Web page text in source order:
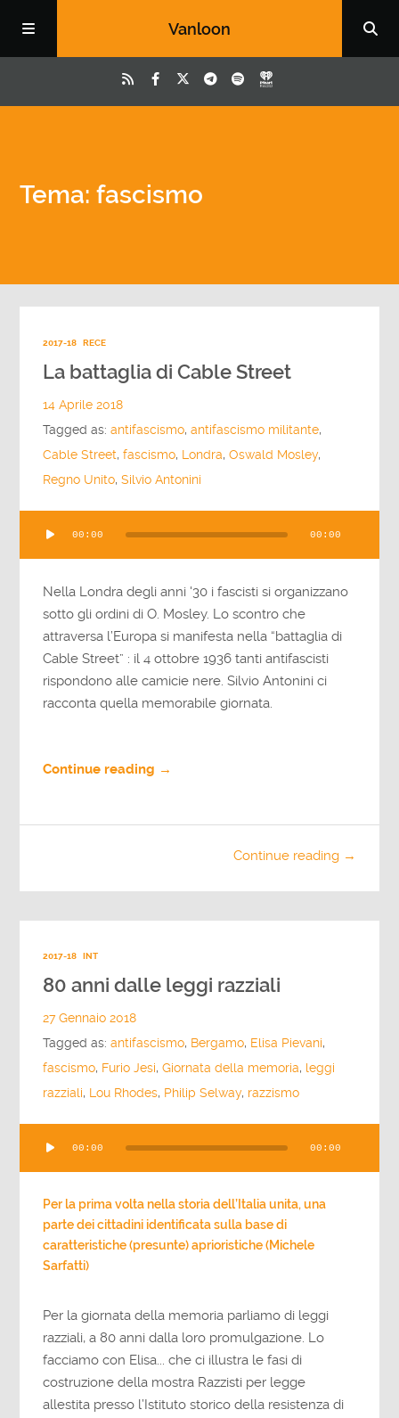
Vanloon
Tema: fascismo
2017-18 RECE
La battaglia di Cable Street
14 Aprile 2018
Tagged as:antifascismo,antifascismo militante,
Cable Street,fascismo, Londra,Oswald Mosley,
Regno Unito,Silvio Antonini
Player
00:00 00:00
Nella Londra degli anni '30 i fascisti si organizzano
sotto gli ordini di O. Mosley. Lo scontro che
attraversa l’Europa si manifesta nella “battaglia di
Cable Street” : il 4 ottobre 1936 tanti antifascisti
rispondono alle camicie nere. Silvio Antonini ci
racconta quella memorabile giornata.
Continue reading →
Continue reading →
2017-18 INT
80 anni dalle leggi razziali
27 Gennaio 2018
Tagged as:antifascismo, Bergamo, Elisa Pievani,
fascismo, Furio Jesi,Giornata della memoria, leggi
razziali, Lou Rhodes, Philip Selway, razzismo
Player
00:00 00:00
Per la prima volta nella storia dell’Italia unita, una
parte dei cittadini identificata sulla base di
caratteristiche (presunte) aprioristiche (Michele
Sarfatti)
Per la giornata della memoria parliamo di leggi
razziali, a 80 anni dalla loro promulgazione. Lo
facciamo con Elisa... che ci illustra le fasi di
costruzione della mostra Razzisti per legge
allestita presso l’Istituto storico della resistenza di